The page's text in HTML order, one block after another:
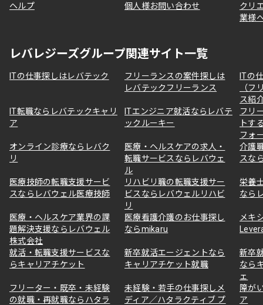
ヘルプ 個人様お問い合わせ
クリ
業様
レバレジーズグループ関連サイト一覧
ITの仕事探しはレバテック
フリーランスの案件探しは
レバテックフリーランス
ITの
（フ
ス紹
IT転職ならレバテックキャリ
ア
ITエンジニア就活ならレバテ
ックルーキー
フリ
トす
フォ
オンライン診療ならレバク
リ
医療・ヘルスケアの求人・
転職サービスならレバウェ
ル
介護
スな
医療技師の転職支援サービ
スならレバウェル医療技師
リハビリ職の転職支援サー
ビスならレバウェルリハビ
リ
栄養
なら
医療・ヘルスケア業界の課
題解決支援ならレバウェル
株式会社
医療看護介護のお仕事探し
ならmikaru
メキ
就活・転職支援サービスな
らキャリアチケット
新卒就活エージェントなら
キャリアチケット就職
新卒
なら
ェ
フリーター・既卒・未経験
の就職・再就職ならハタラ
未経験・若手の仕事探しメ
ディア／ハタラクティブ プ
障が
ア